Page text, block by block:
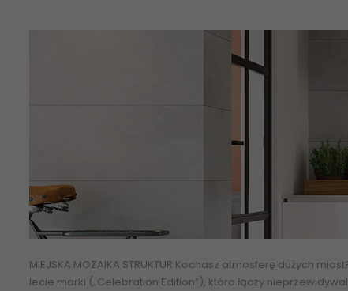
MIEJSKA MOZAIKA STRUKTUR Kochasz atmosferę dużych
lecie marki („Celebration Edition”), która łączy